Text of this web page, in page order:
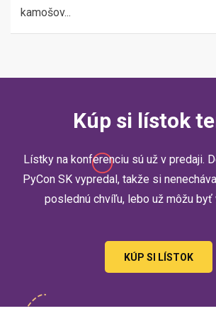
kamošov...
Kúp si lístok
Lístky na konferenciu sú už v predaji.
PyCon SK vypredal, takže si
poslednú chvíľu, lebo už môžu byť
KÚP SI LÍSTOK